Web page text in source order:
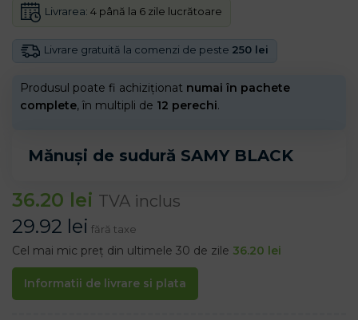
Mănuși de sudură SAMY BLACK
Livrare gratuită la comenzi de peste 250 lei
Livrarea: 4 până la 6 zile lucrătoare
36.20 lei TVA inclus
29.92 lei fără taxe
Produsul poate fi achiziționat numai în pachete
complete, în multipli de 12 perechi.
Cel mai mic preț din ultimele 30 de zile 36.20 lei
Informatii de livrare si plata